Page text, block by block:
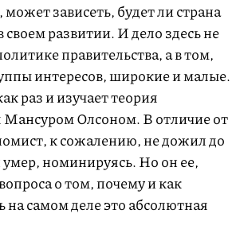
зависеть, будет ли страна
развитии. И дело здесь не
правительства, а в том,
интересов, широкие и малые.
раз и изучает теория
Мансуром Олсоном. В отличие от
к сожалению, не дожил до
номинируясь. Но он ее,
о том, почему и как
на самом деле это абсолютная